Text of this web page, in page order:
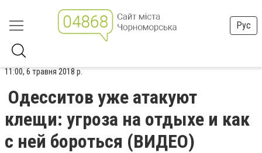
Рус
11:00, 6 травня 2018 р.
Одесситов уже атакуют
клещи: угроза на отдыхе и как
с ней бороться (ВИДЕО)